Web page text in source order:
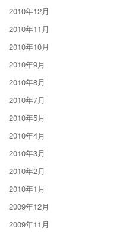
2010年12月
2010年11月
2010年10月
2010年9月
2010年8月
2010年7月
2010年5月
2010年4月
2010年3月
2010年2月
2010年1月
2009年12月
2009年11月